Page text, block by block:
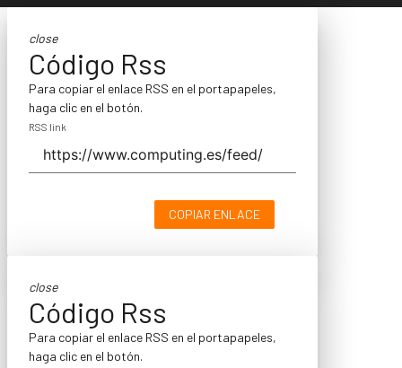
close
Código Rss
Para copiar el enlace RSS en el portapapeles,
haga clic en el botón.
RSS link
COPIAR ENLACE
close
Código Rss
Para copiar el enlace RSS en el portapapeles,
haga clic en el botón.